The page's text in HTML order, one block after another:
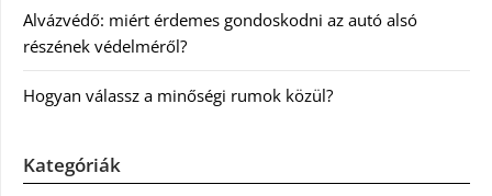
Alvázvédő: miért érdemes gondoskodni az autó alsó
részének védelméről?
Hogyan válassz a minőségi rumok közül?
Kategóriák